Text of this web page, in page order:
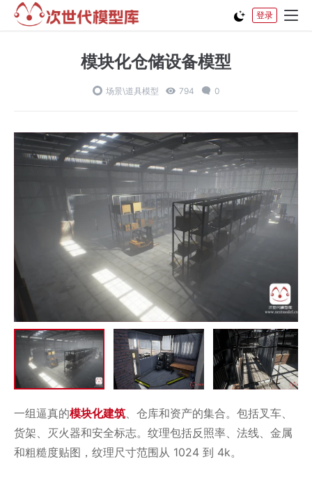
登录
模块化仓储设备模型
场景\道具模型 794 0
一组逼真的模块化建筑 、仓库和资产的集合。包括叉车、
货架、灭火器和安全标志。纹理包括反照率、法线、金属
和粗糙度贴图，纹理尺寸范围从 1024 到 4k。